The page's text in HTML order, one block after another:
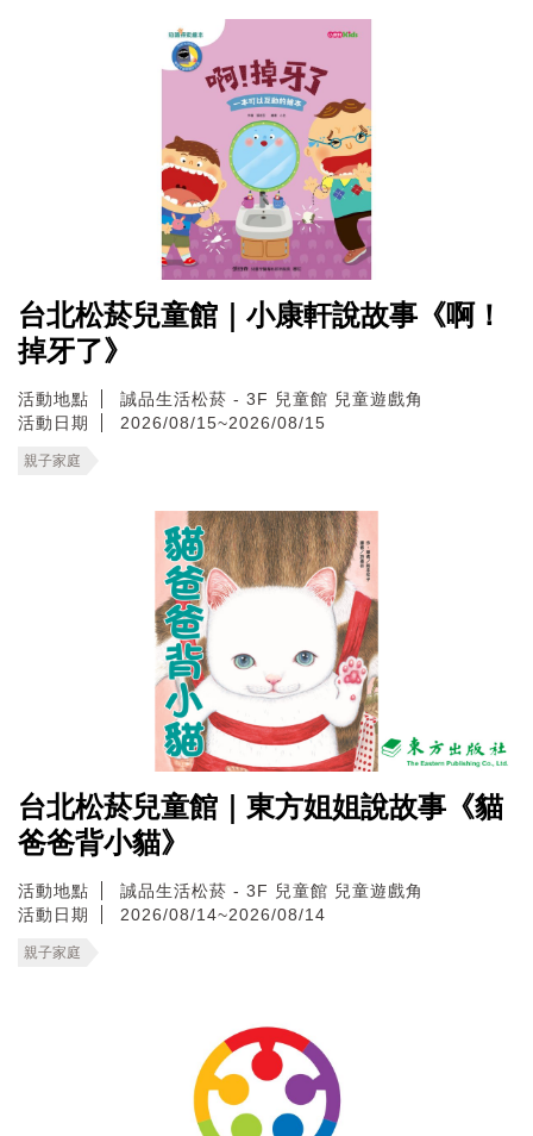
台北松菸兒童館｜小康軒說故事《啊！
掉牙了》
活動地點
誠品生活松菸 - 3F 兒童館 兒童遊戲角
活動日期
2026/08/15~2026/08/15
親子家庭
台北松菸兒童館｜東方姐姐說故事《貓
爸爸背小貓》
活動地點
誠品生活松菸 - 3F 兒童館 兒童遊戲角
活動日期
2026/08/14~2026/08/14
親子家庭